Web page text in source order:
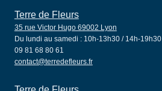
Terre de Fleurs
35 rue Victor Hugo 69002 Lyon
Du lundi au samedi : 10h-13h30 / 14h-19h30
09 81 68 80 61
contact@terredefleurs.fr